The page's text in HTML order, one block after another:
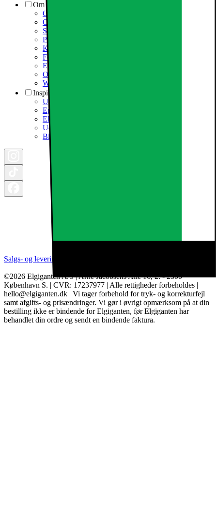
Om Elgiganten
Om Elkjøp Nordic
Om Elgiganten
Samfundsansvar
Presseinformation
Karriere i Elgiganten
Fødevarestyrelsen smiley
Elgigantens Kundeklub
Om Elgiganten Erhverv
Whistleblowing i organisationen
Inspiration
Ugens tilbud - og andre gode priser
Epoq køkken & bryggers
Elgigantens Magasin
Udsalg
Black Friday 2026
Salgs- og leveringsbetingelser
©2026 Elgiganten A/S | Arne Jacobsens Allé 16, 2. - 2300
København S. | CVR: 17237977 | Alle rettigheder forbeholdes |
hello@elgiganten.dk | Vi tager forbehold for tryk- og korrekturfejl
samt afgifts- og prisændringer. Vi gør i øvrigt opmærksom på at din
bestilling ikke er bindende for Elgiganten, før Elgiganten har
behandlet din ordre og sendt en bindende faktura.